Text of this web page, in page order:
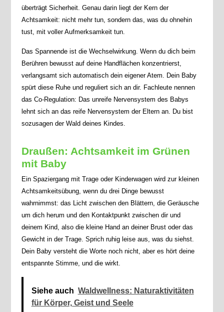
überträgt Sicherheit. Genau darin liegt der Kern der
Achtsamkeit: nicht mehr tun, sondern das, was du ohnehin
tust, mit voller Aufmerksamkeit tun.
Das Spannende ist die Wechselwirkung. Wenn du dich beim
Berühren bewusst auf deine Handflächen konzentrierst,
verlangsamt sich automatisch dein eigener Atem. Dein Baby
spürt diese Ruhe und reguliert sich an dir. Fachleute nennen
das Co-Regulation: Das unreife Nervensystem des Babys
lehnt sich an das reife Nervensystem der Eltern an. Du bist
sozusagen der Wald deines Kindes.
Draußen: Achtsamkeit im Grünen
mit Baby
Ein Spaziergang mit Trage oder Kinderwagen wird zur kleinen
Achtsamkeitsübung, wenn du drei Dinge bewusst
wahrnimmst: das Licht zwischen den Blättern, die Geräusche
um dich herum und den Kontaktpunkt zwischen dir und
deinem Kind, also die kleine Hand an deiner Brust oder das
Gewicht in der Trage. Sprich ruhig leise aus, was du siehst.
Dein Baby versteht die Worte noch nicht, aber es hört deine
entspannte Stimme, und die wirkt.
Siehe auch Waldwellness: Naturaktivitäten
für Körper, Geist und Seele